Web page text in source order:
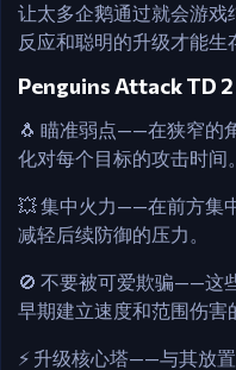
让太多企鹅通过就会游戏
反应和聪明的升级才能生
Penguins Attack TD
🐧 瞄准弱点——在狭窄的
化对每个目标的攻击时间。
💥 集中火力——在前方集
减轻后续防御的压力。
🚫 不要被可爱欺骗——这
早期建立速度和范围伤害
⚡ 升级核心塔——与其放